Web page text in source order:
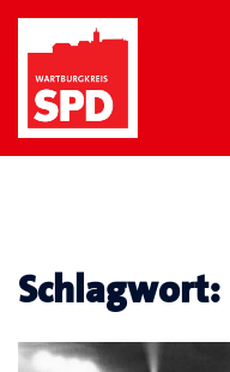
Zum
springen
Schlagwort: